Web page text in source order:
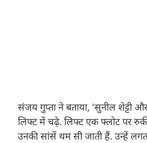
संजय गुप्ता ने बताया, 'सुनील शेट्टी
लिफ्ट में चढ़े. लिफ्ट एक फ्लोट पर
उनकी सांसें थम सी जाती हैं. उन्हें